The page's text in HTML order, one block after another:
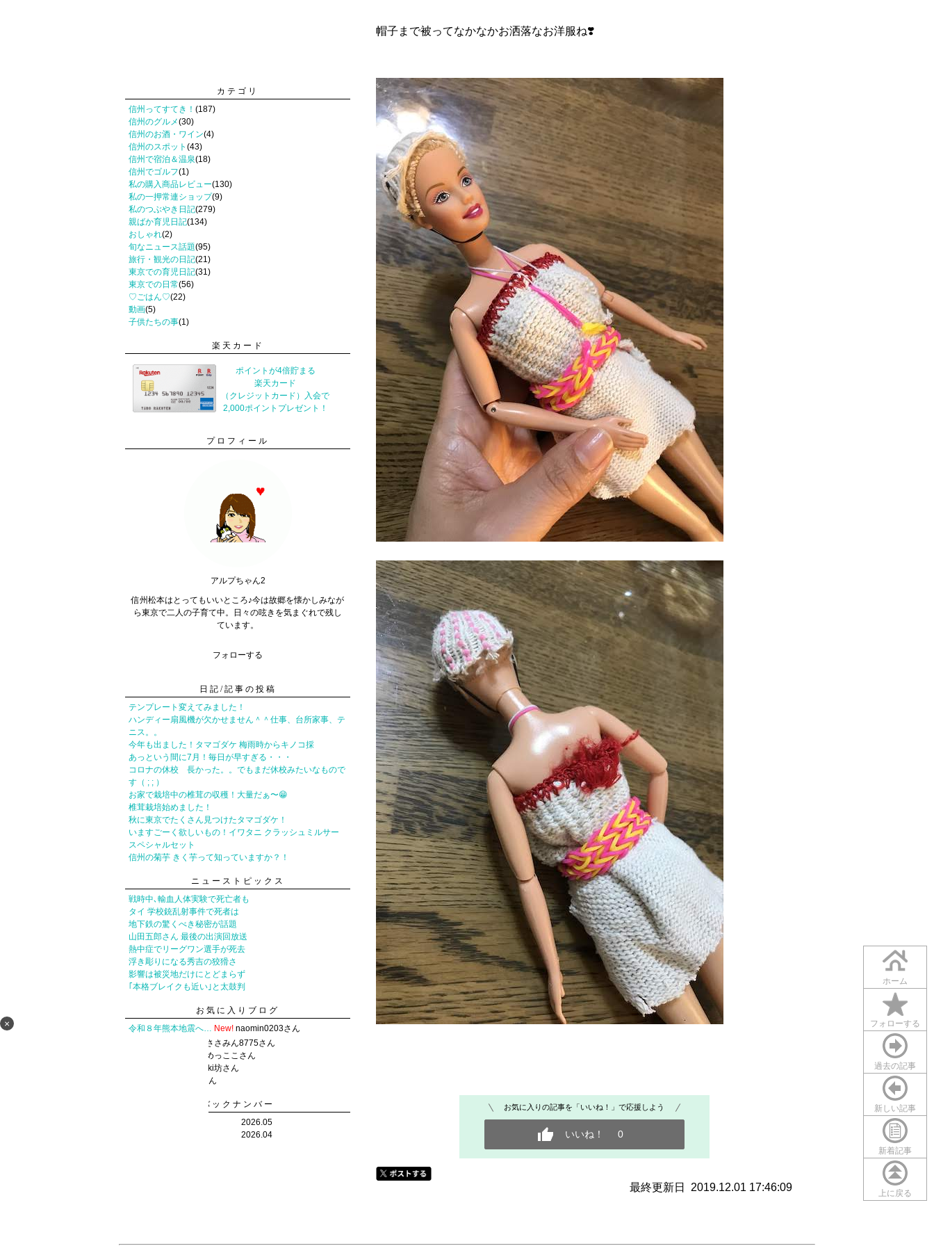
ホーム
フォローする
過去の記事
新しい記事
新着記事
上に戻る
×
カテゴリ
信州ってすてき！ (187)
信州のグルメ(30)
信州のお酒・ワイン(4)
信州のスポット (43)
信州で宿泊＆温泉(18)
信州でゴルフ(1)
私の購入商品レビュー(130)
私の一押常連ショップ(9)
私のつぶやき日記(279)
親ばか育児日記(134)
おしゃれ(2)
旬なニュース話題(95)
旅行・観光の日記(21)
東京での育児日記(31)
東京での日常(56)
♡ごはん♡(22)
動画(5)
子供たちの事(1)
楽天カード
ポイントが4倍貯まる
楽天カード
（クレジットカード）入会で
2,000ポイントプレゼント！
プロフィール
アルプちゃん2
信州松本はとってもいいところ♪今は故郷を懐かしみなが
ら東京で二人の子育て中。日々の呟きを気まぐれで残し
ています。
フォローする
日記/記事の投稿
テンプレート変えてみました！
ハンディー扇風機が欠かせません＾＾仕事、台所家事、テ
ニス。。
今年も出ました！タマゴダケ 梅雨時からキノコ採
あっという間に7月！毎日が早すぎる・・・
コロナの休校 長かった。。でもまだ休校みたいなもので
す（ ; ; ）
お家で栽培中の椎茸の収穫！大量だぁ〜😁
椎茸栽培始めました！
秋に東京でたくさん見つけたタマゴダケ！
いますごーく欲しいもの！イワタニ クラッシュミルサー
スペシャルセット
信州の菊芋 きく芋って知っていますか？！
ニューストピックス
戦時中､輸血人体実験で死亡者も
タイ 学校銃乱射事件で死者は
地下鉄の驚くべき秘密が話題
山田五郎さん 最後の出演回放送
熱中症でリーグワン選手が死去
浮き彫りになる秀吉の狡猾さ
影響は被災地だけにとどまらず
｢本格ブレイクも近い｣と太鼓判
お気に入りブログ
令和８年熊本地震へ… New! naomin0203さん
ささみん8775さん
まめっここさん
愛'm aki坊さん
チーズ4126さん
バックナンバー
2026.05
2026.04
帽子まで被ってなかなかお洒落なお洋服ね❣️
お気に入りの記事を「いいね！」で応援しよう
いいね！ 0
最終更新日 2019.12.01 17:46:09